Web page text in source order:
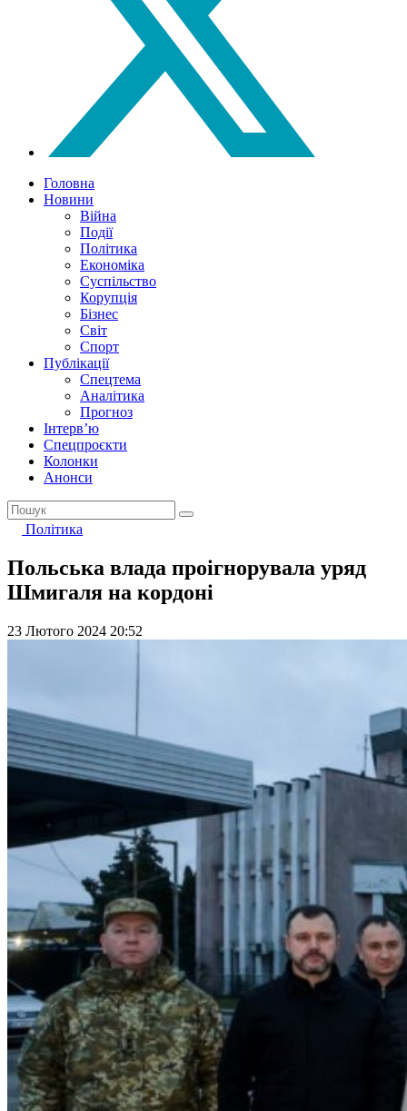
Головна
Новини
Війна
Події
Політика
Економіка
Суспільство
Корупція
Бізнес
Світ
Спорт
Публікації
Спецтема
Аналітика
Прогноз
Інтерв’ю
Спецпроєкти
Колонки
Анонси
Політика
Польська влада проігнорувала уряд
Шмигаля на кордоні
23 Лютого 2024 20:52